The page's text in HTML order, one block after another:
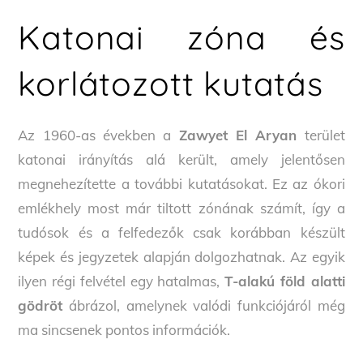
Katonai zóna és
korlátozott kutatás
Az 1960-as években a Zawyet El Aryan terület
katonai irányítás alá került, amely jelentősen
megnehezítette a további kutatásokat. Ez az ókori
emlékhely most már tiltott zónának számít, így a
tudósok és a felfedezők csak korábban készült
képek és jegyzetek alapján dolgozhatnak. Az egyik
ilyen régi felvétel egy hatalmas,T-alakú föld alatti
gödröt ábrázol, amelynek valódi funkciójáról még
ma sincsenek pontos információk.